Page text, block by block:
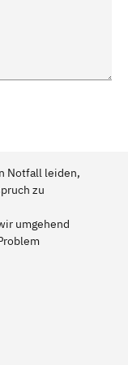
Notfall leiden,
zu
umgehend